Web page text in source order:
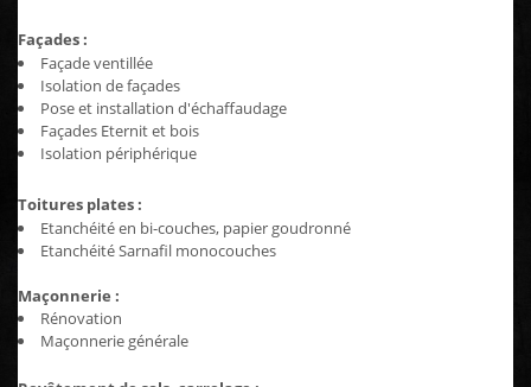
Façades :
Façade ventillée
Isolation de façades
Pose et installation d'échaffaudage
Façades Eternit et bois
Isolation périphérique
Toitures plates :
Etanchéité en bi-couches, papier goudronné
Etanchéité Sarnafil monocouches
Maçonnerie :
Rénovation
Maçonnerie générale